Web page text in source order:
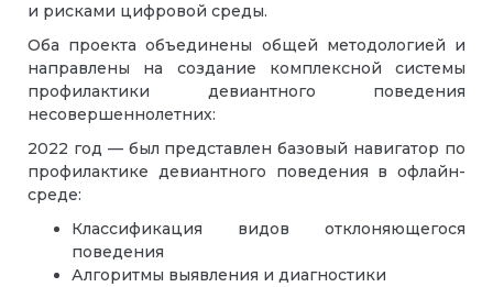
и рисками цифровой среды.
Оба проекта объединены общей методологией и
направлены на создание комплексной системы
профилактики девиантного поведения
несовершеннолетних:
2022 год — был представлен базовый навигатор по
профилактике девиантного поведения в офлайн-
среде:
Классификация видов отклоняющегося
поведения
Алгоритмы выявления и диагностики